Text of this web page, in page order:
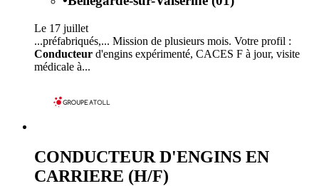
Le 17 juillet
...préfabriqués,... Mission de plusieurs mois. Votre profil :
Conducteur d'engins expérimenté, CACES F à jour, visite
médicale à...
CONDUCTEUR D'ENGINS EN
CARRIERE (H/F)